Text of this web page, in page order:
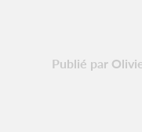
Publié par